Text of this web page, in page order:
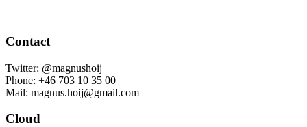
Contact
Twitter: @magnushoij
Phone: +46 703 10 35 00
Mail: magnus.hoij@gmail.com
Cloud